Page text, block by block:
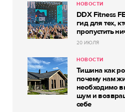
НОВОСТИ
DDX Fitness
гид для тех,
пропустить
20 ИЮЛЯ
НОВОСТИ
Тишина как
почему нам
необходимо
шум и
себе